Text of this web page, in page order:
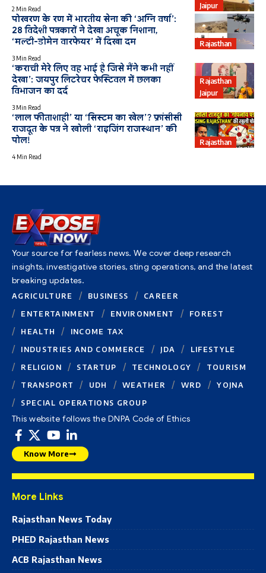
Jaipur
2 Min Read
Rajasthan
पोखरण के रण में भारतीय सेना की ‘अग्नि वर्षा’:
28 विदेशी पत्रकारों ने देखा अचूक निशाना,
‘मल्टी-डोमेन वारफेयर’ में दिखा दम
3 Min Read
Rajasthan
Jaipur
‘कराची मेरे लिए वह भाई है जिसे मैंने कभी नहीं
देखा’: जयपुर लिटरेचर फेस्टिवल में छलका
विभाजन का दर्द
3 Min Read
Rajasthan
‘लाल फीताशाही’ या ‘सिस्टम का खेल’? फ्रांसीसी
राजदूत के पत्र ने खोली ‘राइजिंग राजस्थान’ की
पोल!
4 Min Read
Your source for fearless news. We cover deep research
insights, investigative stories, sting operations, and the latest
breaking updates.
AGRICULTURE BUSINESS
CAREER
ENTERTAINMENT
ENVIRONMENT
FOREST
HEALTH
INCOME TAX
INDUSTRIES AND COMMERCE
JDA
LIFESTYLE
RELIGION
STARTUP TECHNOLOGY
TOURISM
TRANSPORT
UDH WEATHER WRD
YOJNA
SPECIAL OPERATIONS GROUP
This website follows the DNPA Code of Ethics
Know More
More Links
Rajasthan News Today
PHED Rajasthan News
ACB Rajasthan News